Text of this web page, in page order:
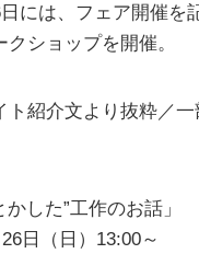
には、フェア開催を
ショップを開催。
ト紹介文より抜粋／一
した”工作のお話」
日（日）13:00～